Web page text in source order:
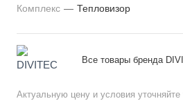
Комплекс — Тепловизор
Все товары бренда
Актуальную цену и условия